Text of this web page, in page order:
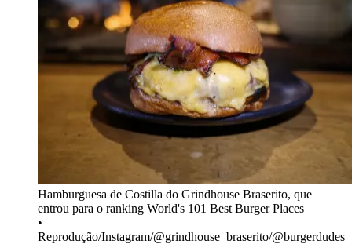
Hamburguesa de Costilla do Grindhouse Braserito, que
entrou para o ranking World's 101 Best Burger Places
•
Reprodução/Instagram/@grindhouse_braserito/@burgerdudes